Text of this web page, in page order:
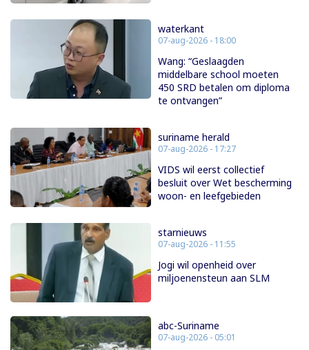
waterkant
07-aug-2026 - 18:00
Wang: “Geslaagden
middelbare school moeten
450 SRD betalen om diploma
te ontvangen”
suriname herald
07-aug-2026 - 17:27
VIDS wil eerst collectief
besluit over Wet bescherming
woon- en leefgebieden
starnieuws
07-aug-2026 - 11:55
Jogi wil openheid over
miljoenensteun aan SLM
abc-Suriname
07-aug-2026 - 05:01